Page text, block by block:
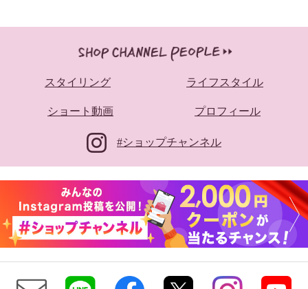
スタイリング ライフスタイル
ショート動画 プロフィール
#ショップチャンネル